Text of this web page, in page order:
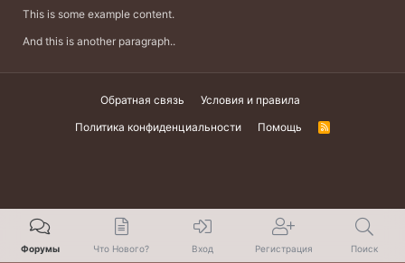
This is some example content.
And this is another paragraph..
Обратная связь
Условия и правила
Политика конфиденциальности
Помощь
R
Форумы Что Нового? Вход Регистрация Поиск